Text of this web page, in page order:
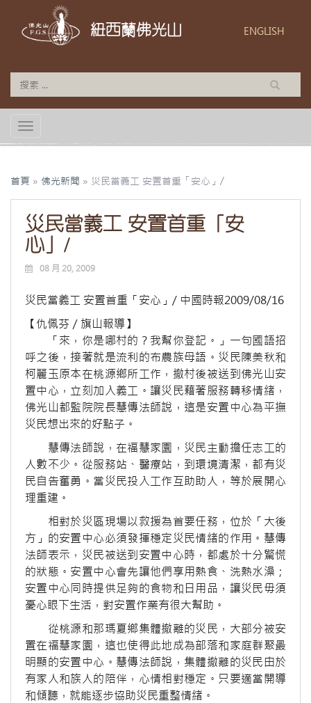
紐西蘭佛光山 ENGLISH
TOGGLE NAVIGATION
首頁 » 佛光新聞 » 災民當義工 安置首重「安心」/
災民當義工 安置首重「安
心」/
08 月 20, 2009
災民當義工 安置首重「安心」/ 中國時報2009/08/16
【仇佩芬／旗山報導】
「來，你是哪村的？我幫你登記。」一句國語招
呼之後，接著就是流利的布農族母語。災民陳美秋和
柯麗玉原本在桃源鄉所工作，撤村後被送到佛光山安
置中心，立刻加入義工。讓災民藉著服務轉移情緒，
佛光山都監院院長慧傳法師說，這是安置中心為平撫
災民想出來的好點子。
慧傳法師說，在福慧家園，災民主動擔任志工的
人數不少。從服務站、醫療站，到環境清潔，都有災
民自告奮勇。當災民投入工作互助助人，等於展開心
理重建。
相對於災區現場以救援為首要任務，位於「大後
方」的安置中心必須發揮穩定災民情緒的作用。慧傳
法師表示，災民被送到安置中心時，都處於十分驚慌
的狀態。安置中心會先讓他們享用熱食、洗熱水澡；
安置中心同時提供足夠的食物和日用品，讓災民毋須
憂心眼下生活，對安置作業有很大幫助。
從桃源和那瑪夏鄉集體撤離的災民，大部分被安
置在福慧家園，這也使得此地成為部落和家庭群聚最
明顯的安置中心。慧傳法師說，集體撤離的災民由於
有家人和族人的陪伴，心情相對穩定。只要適當開導
和傾聽，就能逐步協助災民重整情緒。